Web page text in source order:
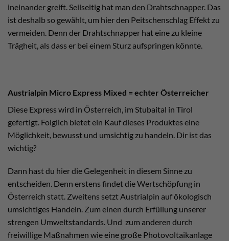
ineinander greift. Seilseitig hat man den Drahtschnapper. Das
ist deshalb so gewählt, um hier den Peitschenschlag Effekt zu
vermeiden. Denn der Drahtschnapper hat eine zu kleine
Trägheit, als dass er bei einem Sturz aufspringen könnte.
Austrialpin Micro Express Mixed = echter Österreicher
Diese Express wird in Österreich, im Stubaital in Tirol
gefertigt. Folglich bietet ein Kauf dieses Produktes eine
Möglichkeit, bewusst und umsichtig zu handeln. Dir ist das
wichtig?
Dann hast du hier die Gelegenheit in diesem Sinne zu
entscheiden. Denn erstens findet die Wertschöpfung in
Österreich statt. Zweitens setzt Austrialpin auf ökologisch
umsichtiges Handeln. Zum einen durch Erfüllung unserer
strengen Umweltstandards. Und zum anderen durch
freiwillige Maßnahmen wie eine große Photovoltaikanlage